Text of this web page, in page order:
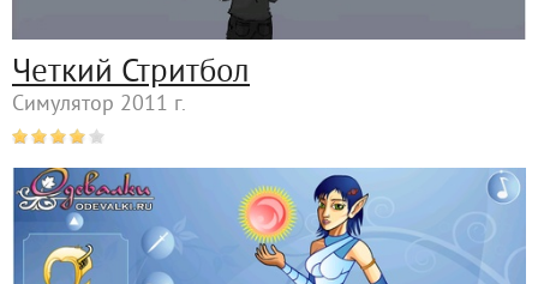
Четкий Стритбол
Симулятор 2011 г.